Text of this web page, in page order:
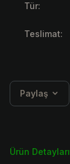
Tür:
Teslimat:
Paylaş
Ürün Detayları